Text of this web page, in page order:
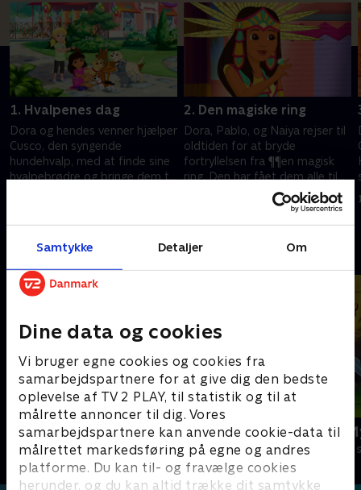
Samtykke Detaljer Om
Dine data og cookies
Vi bruger egne cookies og cookies fra
samarbejdspartnere for at give dig den bedste
oplevelse af TV 2 PLAY, til statistik og til at
målrette annoncer til dig. Vores
samarbejdspartnere kan anvende cookie-data til
målrettet markedsføring på egne og andres
platforme. Du kan til- og fravælge cookies
herunder, og du kan altid trække dit samtykke
1. Hvalpenes dag
Dora og hendes venner hjælper
Cusco, den syngende
hundehvalp, med at finde sine
hvalpebrødre og bringe dem til
2. Den magiske ring
Dora, Pablo, og Naiya rejser til
oldtiden for at bryde
fortryllelsen fra ¶¶en magisk
ring. Den har fået dem alle til
Andre så også
Miraculous
Børneserier • 3 sæsoner
Magnus &
Børneserier • 1